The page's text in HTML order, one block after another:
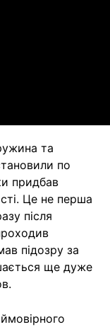
та
по
придбав
Це не перша
після
підозру за
ще дуже